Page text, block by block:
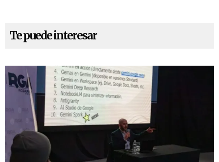
Te puede interesar